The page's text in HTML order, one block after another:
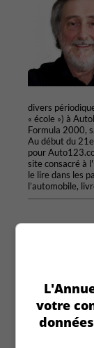
divers
« école ») à
Formula 2000,
Au début du
pour
site consacré à
le lire dans les
l’automobile,
votre